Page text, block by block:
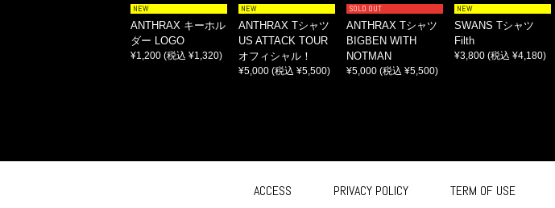
NEW
ANTHRAX キーホル
ダー LOGO
¥1,200 (税込 ¥1,320)
NEW
ANTHRAX Tシャツ
US ATTACK TOUR
オフィシャル！
¥5,000 (税込 ¥5,500)
SOLD OUT
ANTHRAX Tシャツ
BIGBEN WITH
NOTMAN
¥5,000 (税込 ¥5,500)
NEW
SWANS Tシャツ
Filth
¥3,800 (税込 ¥4,180)
ACCESS PRIVACY POLICY TERM OF USE